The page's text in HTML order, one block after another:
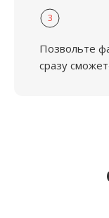
3
Позвольте
сразу